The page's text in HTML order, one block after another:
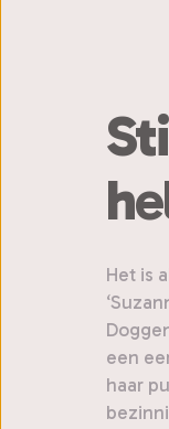
Het is
een
haar